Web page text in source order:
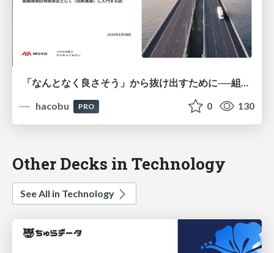
「なんとなく良さそう」から抜け出すために──組織開発の効果測定として『因果推論』に入門する話/登壇資料（井田 献一朗）
hacobu
PRO 0 130
Other Decks in Technology
See All in Technology